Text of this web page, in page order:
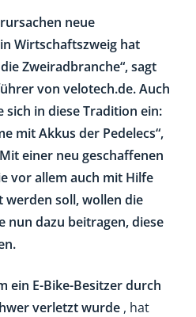
neue
Wirtschaftszweig hat
Zweiradbranche“, sagt
von velotech.de. Auch
sich in diese Tradition ein:
mit Akkus der Pedelecs“,
einer neu geschaffenen
vor allem auch mit Hilfe
werden soll, wollen die
nun dazu beitragen, diese
ein E-Bike-Besitzer durch
verletzt wurde , hat